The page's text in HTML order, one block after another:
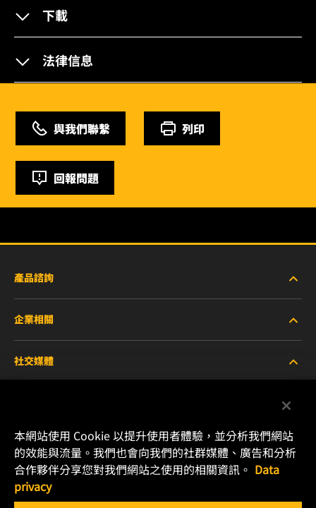
下載
法律信息
與我們聯繫 列印
回報問題
產品諮詢
重型設備車輛
小客車與商用車
賽車產品
企業相關
關於WIX
聯絡我們
職涯發展
社交媒體
Instagram
YouTube
本網站使用 Cookie 以提升使用者體驗，並分析我們網站
的效能與流量。我們也會向我們的社群媒體、廣告和分析
合作夥伴分享您對我們網站之使用的相關資訊。 Data
privacy